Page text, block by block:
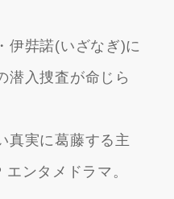
伊弉諾(いざなぎ)に
潜入捜査が命じら
真実に葛藤する主
ンタメドラマ。